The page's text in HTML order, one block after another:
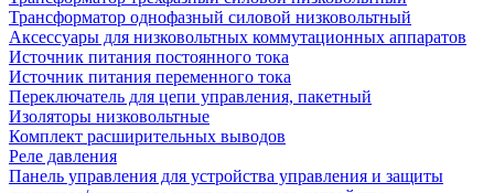
Трансформатор однофазный силовой низковольтный
Аксессуары для низковольтных коммутационных аппаратов
Источник питания постоянного тока
Источник питания переменного тока
Переключатель для цепи управления, пакетный
Изоляторы низковольтные
Комплект расширительных выводов
Реле давления
Панель управления для устройства управления и защиты